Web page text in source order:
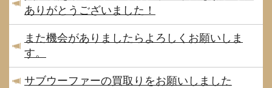
ありがとうございました！
また機会がありましたらよろしくお願いしま
す。
サブウーファーの買取りをお願いしました